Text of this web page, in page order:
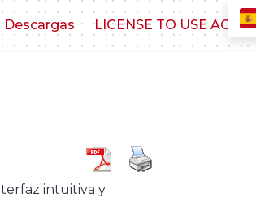
Descargas LICENSE TO USE
intuitiva y